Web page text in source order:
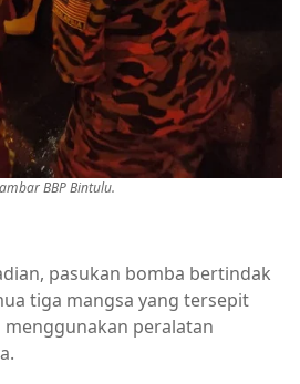
BBP Bintulu.
pasukan bomba bertindak
tiga mangsa yang tersepit
peralatan